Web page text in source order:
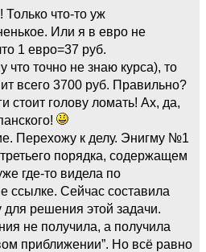
что-то уж
Или я в евро не
1 евро=37 руб.
что точно не знаю курса), то
всего 3700 руб. Правильно?
стоит голову ломать! Ах, да,
Перехожу к делу. Энигму №1
порядка, содержащем
где-то видела по
ссылке. Сейчас составила
решения этой задачи.
не получила, а получила
приближении”. Но всё равно